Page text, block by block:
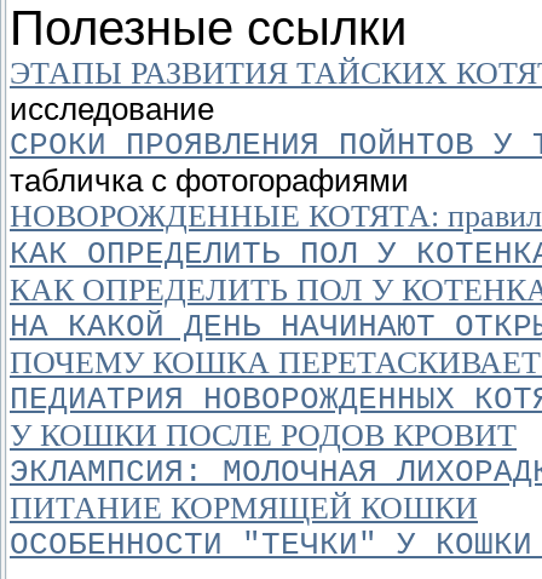
Полезные ссылки
ЭТАПЫ РАЗВИТИЯ ТАЙСКИХ
исследование
СРОКИ ПРОЯВЛЕНИЯ ПОЙНТОВ У
табличка с фотогорафиями
НОВОРОЖДЕННЫЕ КОТЯТА:
КАК ОПРЕДЕЛИТЬ ПОЛ У
КАК ОПРЕДЕЛИТЬ ПОЛ У
НА КАКОЙ ДЕНЬ НАЧИНАЮТ
ПОЧЕМУ КОШКА
ПЕДИАТРИЯ НОВОРОЖДЕННЫХ
У КОШКИ ПОСЛЕ РОДОВ КРОВИТ
ЭКЛАМПСИЯ: МОЛОЧНАЯ
ПИТАНИЕ КОРМЯЩЕЙ КОШКИ
ОСОБЕННОСТИ "ТЕЧКИ" У